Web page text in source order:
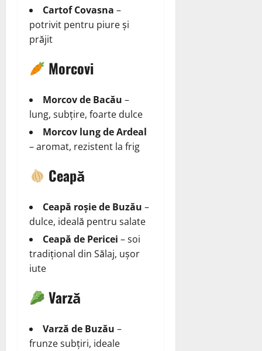
Cartof Covasna –
potrivit pentru piure și
prăjit
Morcovi
Morcov de Bacău –
lung, subțire, foarte dulce
Morcov lung de Ardeal
– aromat, rezistent la frig
Ceapă
Ceapă roșie de Buzău –
dulce, ideală pentru salate
Ceapă de Pericei – soi
tradițional din Sălaj, ușor
iute
Varză
Varză de Buzău –
frunze subțiri, ideale